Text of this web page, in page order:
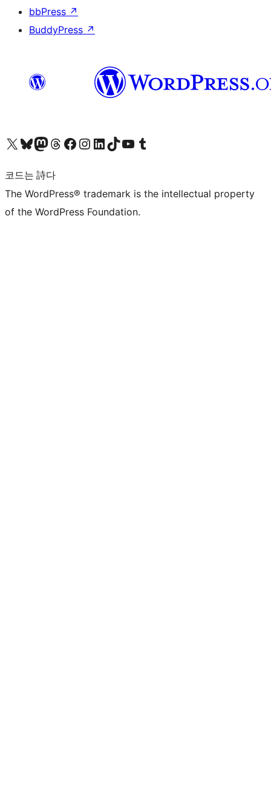
bbPress ↗
BuddyPress ↗
X(이전 트위터) 계정 방문하기블루스카이 계정 방문하기마스토돈 계정 방문하기스레드 계정 방문하기 페이스북 페이지 방문하기인스타그램 계정 방문하기 LinkedIn 계정 방문하기틱톡 계정 방문하기유튜브 채널 방문하기 텀블러 계정 방문하기
코드는 詩다
The WordPress® trademark is the intellectual property
of the WordPress Foundation.